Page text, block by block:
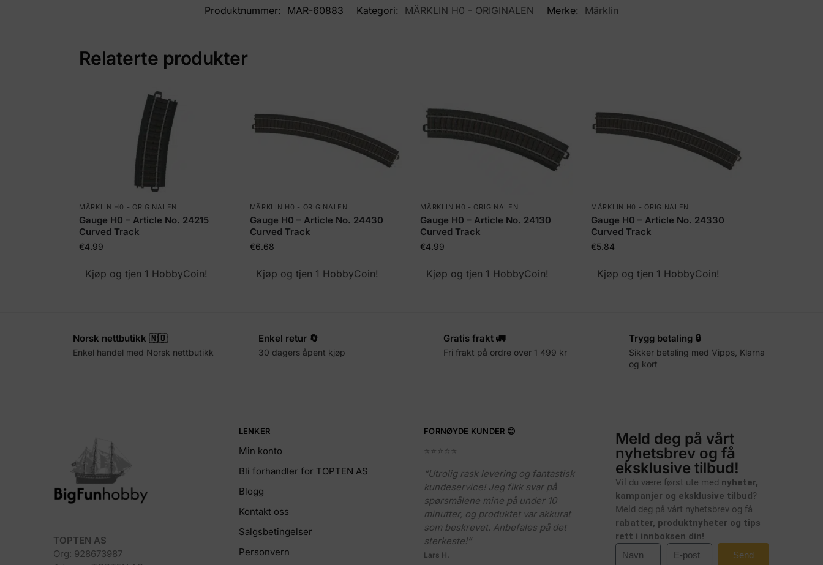
Produktnummer: MAR-60883 Kategori: MÄRKLIN H0 - ORIGINALEN Merke: Märklin
Relaterte produkter
MÄRKLIN H0 - ORIGINALEN
Gauge H0 – Article No. 24215
Curved Track
€4.99
Kjøp og tjen 1 HobbyCoin!
MÄRKLIN H0 - ORIGINALEN
Gauge H0 – Article No. 24430
Curved Track
€6.68
Kjøp og tjen 1 HobbyCoin!
MÄRKLIN H0 - ORIGINALEN
Gauge H0 – Article No. 24130
Curved Track
€4.99
Kjøp og tjen 1 HobbyCoin!
MÄRKLIN H0 - ORIGINALEN
Gauge H0 – Article No. 24330
Curved Track
€5.84
Kjøp og tjen 1 HobbyCoin!
Norsk nettbutikk 🇳🇴
Enkel handel med Norsk nettbutikk
Enkel retur 🔄
30 dagers åpent kjøp
Gratis frakt 🚛
Fri frakt på ordre over 1 499 kr
Trygg betaling 🔒
Sikker betaling med Vipps, Klarna
og kort
TOPTEN AS
Org: 928673987
LENKER
Min konto
Bli forhandler for TOPTEN AS
Blogg
Kontakt oss
Salgsbetingelser
Personvern
FORNØYDE KUNDER 😊
⭐️⭐️⭐️⭐️⭐️
“Utrolig rask levering og fantastisk
kundeservice! Jeg fikk svar på
spørsmålene mine på under 10
minutter, og produktet var akkurat
som beskrevet. Anbefales på det
sterkeste!”
Lars H.
Meld deg på vårt
nyhetsbrev og få
eksklusive tilbud!
Vil du være først ute med nyheter,
kampanjer og eksklusive tilbud?
Meld deg på vårt nyhetsbrev og få
rabatter, produktnyheter og tips
rett i innboksen din!
Send